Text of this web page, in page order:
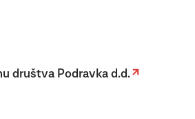
društva Podravka d.d.